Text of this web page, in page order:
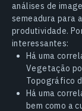
análises de
semeadura para
produtividade.
interessantes:
Há uma
Vegetação
Topográfico
Há uma
bem como a